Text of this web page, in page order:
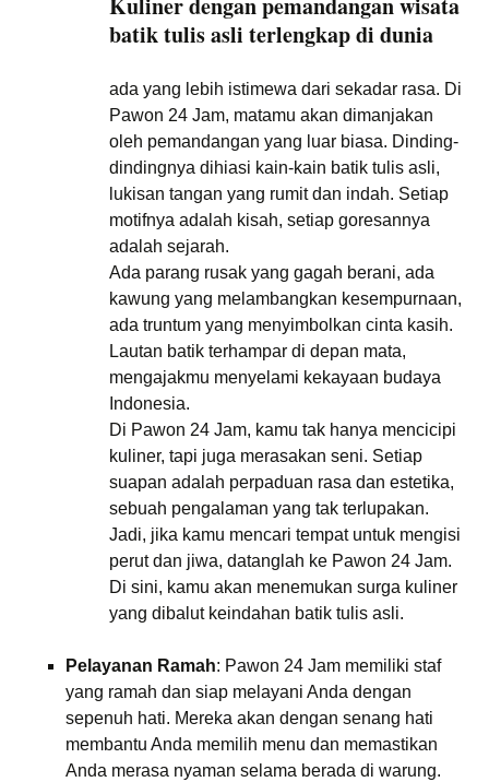
batik tulis asli terlengkap di dunia
ada yang lebih istimewa dari sekadar rasa. Di
Pawon 24 Jam, matamu akan dimanjakan
oleh pemandangan yang luar biasa. Dinding-
dindingnya dihiasi kain-kain batik tulis asli,
lukisan tangan yang rumit dan indah. Setiap
motifnya adalah kisah, setiap goresannya
adalah sejarah.
Ada parang rusak yang gagah berani, ada
kawung yang melambangkan kesempurnaan,
ada truntum yang menyimbolkan cinta kasih.
Lautan batik terhampar di depan mata,
mengajakmu menyelami kekayaan budaya
Indonesia.
Di Pawon 24 Jam, kamu tak hanya mencicipi
kuliner, tapi juga merasakan seni. Setiap
suapan adalah perpaduan rasa dan estetika,
sebuah pengalaman yang tak terlupakan.
Jadi, jika kamu mencari tempat untuk mengisi
perut dan jiwa, datanglah ke Pawon 24 Jam.
Di sini, kamu akan menemukan surga kuliner
yang dibalut keindahan batik tulis asli.
Pelayanan Ramah: Pawon 24 Jam memiliki staf
yang ramah dan siap melayani Anda dengan
sepenuh hati. Mereka akan dengan senang hati
membantu Anda memilih menu dan memastikan
Anda merasa nyaman selama berada di warung.